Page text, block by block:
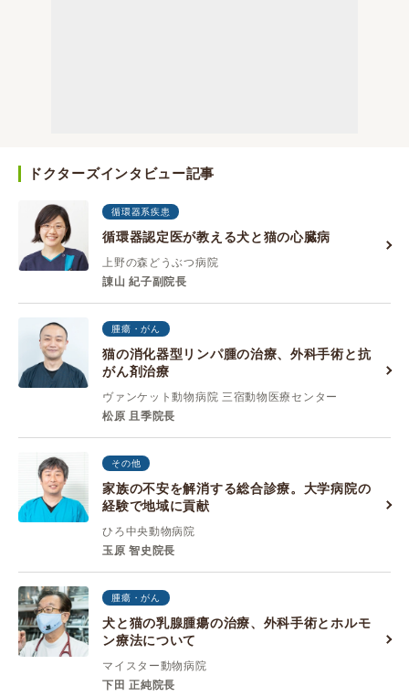
ドクターズインタビュー記事
循環器系疾患
循環器認定医が教える犬と猫の心臓病
上野の森どうぶつ病院
諌山 紀子副院長
腫瘍・がん
猫の消化器型リンパ腫の治療、外科手術と抗
がん剤治療
ヴァンケット動物病院 三宿動物医療センター
松原 且季院長
その他
家族の不安を解消する総合診療。大学病院の
経験で地域に貢献
ひろ中央動物病院
玉原 智史院長
腫瘍・がん
犬と猫の乳腺腫瘍の治療、外科手術とホルモ
ン療法について
マイスター動物病院
下田 正純院長